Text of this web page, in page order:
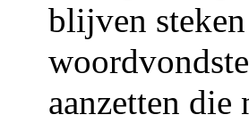
blijven
aanzetten die